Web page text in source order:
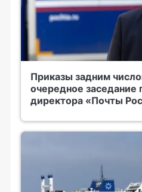
Приказы задним
очередное заседание
директора «Почты